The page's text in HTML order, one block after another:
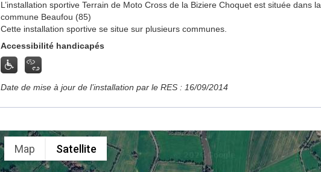
L’installation sportive Terrain de Moto Cross de la Biziere Choquet est située dans la
commune Beaufou (85)
Cette installation sportive se situe sur plusieurs communes.
Accessibilité handicapés
Date de mise à jour de l’installation par le RES : 16/09/2014
Map Satellite